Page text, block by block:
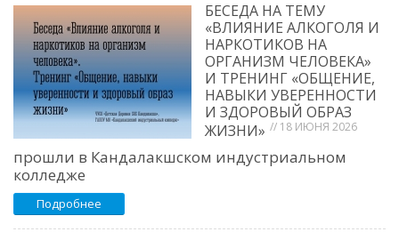
БЕСЕДА НА ТЕМУ
«ВЛИЯНИЕ АЛКОГОЛЯ И
НАРКОТИКОВ НА
ОРГАНИЗМ ЧЕЛОВЕКА»
И ТРЕНИНГ «ОБЩЕНИЕ,
НАВЫКИ УВЕРЕННОСТИ
И ЗДОРОВЫЙ ОБРАЗ
ЖИЗНИ» // 18 ИЮНЯ 2026
прошли в Кандалакшском индустриальном
колледже
Подробнее